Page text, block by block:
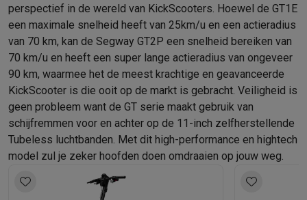
perspectief in de wereld van KickScooters. Hoewel de GT1E
een maximale snelheid heeft van 25km/u en een actieradius
van 70 km, kan de Segway GT2P een snelheid bereiken van
70 km/u en heeft een super lange actieradius van ongeveer
90 km, waarmee het de meest krachtige en geavanceerde
KickScooter is die ooit op de markt is gebracht. Veiligheid is
geen probleem want de GT serie maakt gebruik van
schijfremmen voor en achter op de 11-inch zelfherstellende
Tubeless luchtbanden. Met dit high-performance en hightech
model zul je zeker hoofden doen omdraaien op jouw weg.